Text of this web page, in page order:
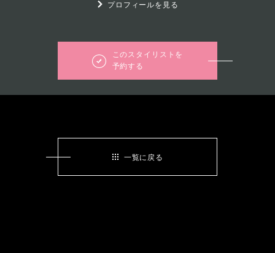
プロフィールを見る
このスタイリストを
予約する
一覧に戻る